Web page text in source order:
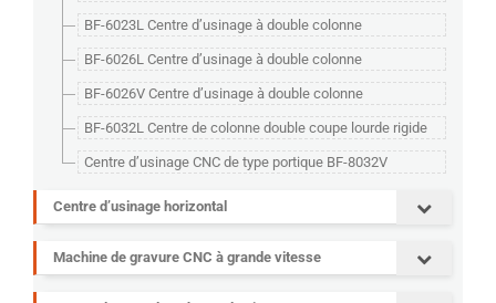
BF-6023L Centre d’usinage à double colonne
BF-6026L Centre d’usinage à double colonne
BF-6026V Centre d’usinage à double colonne
BF-6032L Centre de colonne double coupe lourde rigide
Centre d’usinage CNC de type portique BF-8032V
Centre d’usinage horizontal
Machine de gravure CNC à grande vitesse